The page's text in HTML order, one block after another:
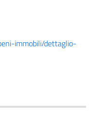
immobili/dettaglio-